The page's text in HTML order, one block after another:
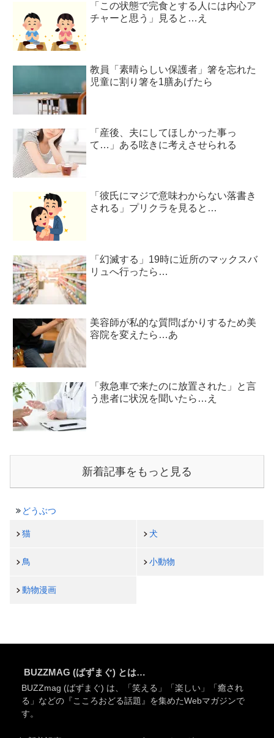
「この状態で完食とする人には内心ア
チャーと思う」見ると…え
教員「素晴らしい保護者」箸を忘れた
児童に割り箸を1膳あげたら
「産後、夫にしてほしかった事っ
て…」ある呟きに考えさせられる
「彼氏にマジで意味わからない落書き
される」プリクラを見ると…
「幻滅する」19時に近所のマックスバ
リュへ行ったら…
美容師が私的な質問ばかりするため美
容院を変えたら…あ
「救急車で来たのに放置された」と言
う患者に状況を聞いたら…え
新着記事をもっと見る
どうぶつ
猫 犬
鳥 小動物
動物漫画
BUZZMAG (ばずまぐ) とは…
BUZZmag (ばずまぐ) は、「笑える」「楽しい」「癒され
る」などの『こころおどる話題』を集めたWebマガジンで
す。